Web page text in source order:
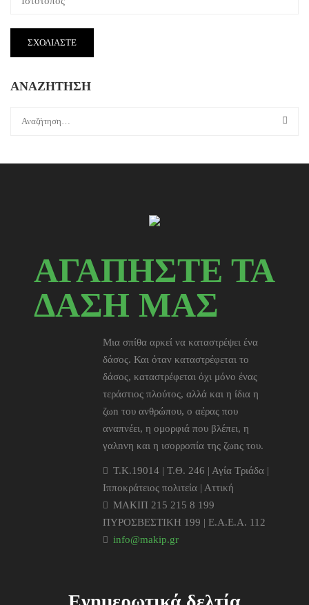
ΑΝΑΖΗΤΗΣΗ
ΑΓΑΠΗΣΤΕ ΤΑ
ΔΑΣΗ ΜΑΣ
Μια σπίθα αρκεί να καταστρέψει ένα
δάσος. Και όταν καταστρέφεται το
δάσος, καταστρέφεται όχι μόνο ένας
τεράστιος πλούτος, αλλά και η ίδια η
ζωn του ανθρώπου, ο αέρας που
αναπνέει, η ομορφιά που βλέπει, η
γαλnνη και η ισορροπία της ζωnς του.
T.K.19014 | Τ.Θ. 246 | Αγία Τριάδα |
Ιπποκράτειος πολιτεία | Αττική
ΜΑΚΙΠ 215 215 8 199
ΠΥΡΟΣΒΕΣΤΙΚΗ 199 | Ε.Α.Ε.Α. 112
info@makip.gr